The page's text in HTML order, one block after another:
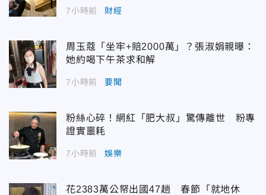
7小時前 財經
周玉蔻「坐牢+賠2000萬」？張淑娟親曝：
她約喝下午茶求和解
7小時前 要聞
粉絲心碎！網紅「肥大叔」驚傳離世 粉專
證實噩耗
7小時前 娛樂
花2383萬公帑出國47趟 春節「就地休